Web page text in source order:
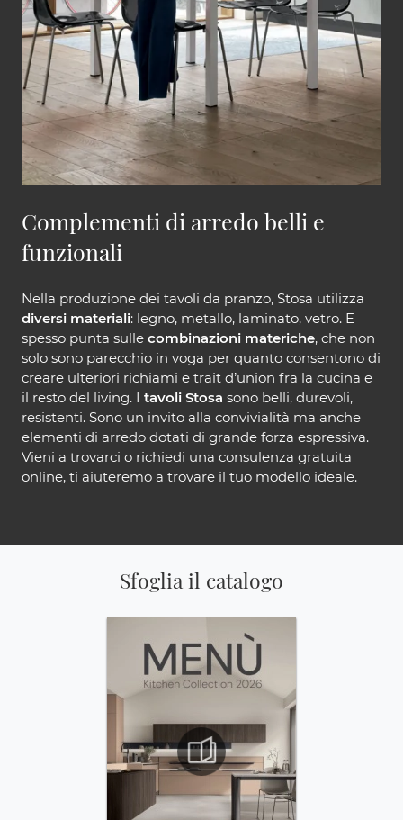
Complementi di arredo belli e
funzionali
Nella produzione dei tavoli da pranzo, Stosa utilizza
diversi materiali: legno, metallo, laminato, vetro. E
spesso punta sulle combinazioni materiche, che non
solo sono parecchio in voga per quanto consentono di
creare ulteriori richiami e trait d’union fra la cucina e
il resto del living. I tavoli Stosa sono belli, durevoli,
resistenti. Sono un invito alla convivialità ma anche
elementi di arredo dotati di grande forza espressiva.
Vieni a trovarci o richiedi una consulenza gratuita
online, ti aiuteremo a trovare il tuo modello ideale.
Sfoglia il catalogo